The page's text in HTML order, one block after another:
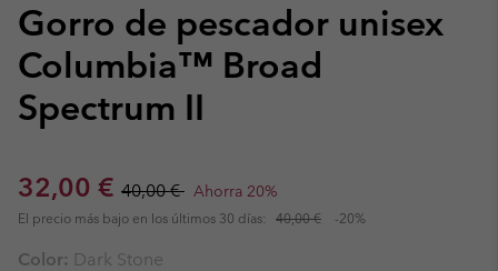
Gorro de pescador unisex
Columbia™ Broad
Spectrum II
Sale price:
32,00 € Regular price:
40,00 € Ahorra 20%
El precio más bajo en los últimos 30 días: 40,00 € -20%
Color: Dark Stone